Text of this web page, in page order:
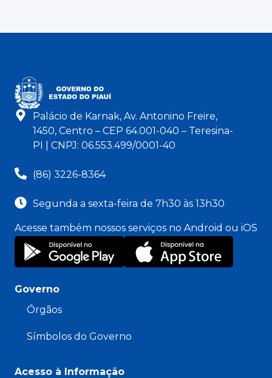
Palácio de Karnak, Av. Antonino Freire,
1450, Centro – CEP 64.001-040 – Teresina-
PI | CNPJ: 06.553.499/0001-40
(86) 3226-8364
Segunda a sexta-feira de 7h30 às 13h30
Acesse também nossos serviços no Android ou iOS
Governo
Órgãos
Símbolos do Governo
Acesso à Informação